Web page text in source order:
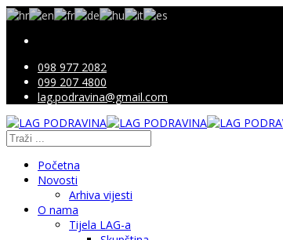
098 977 2082
099 207 4800
lag.podravina@gmail.com
Početna
Novosti
Arhiva vijesti
O nama
Tijela LAG-a